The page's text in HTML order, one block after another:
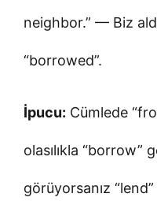
neighbor.” — Biz
“borrowed”.
İpucu: Cümlede
olasılıkla “borrow”
görüyorsanız